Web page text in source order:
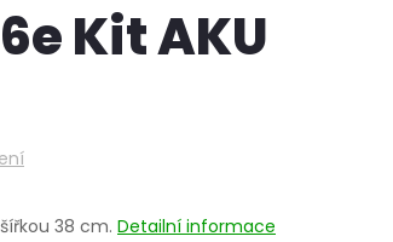
Kit AKU
38 cm. Detailní informace